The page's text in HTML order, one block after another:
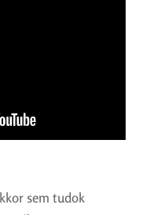
sem tudok